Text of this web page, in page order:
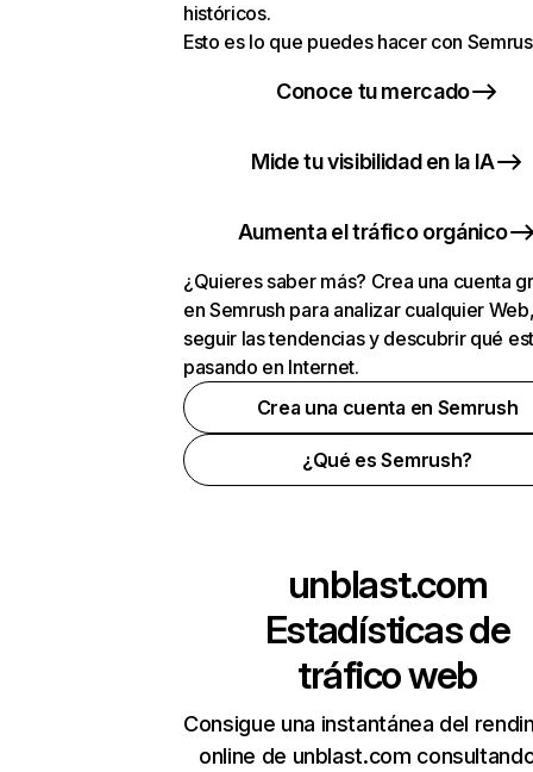
históricos.
Esto es lo que puedes hacer con
Conoce tu mercado
Mide tu visibilidad en la IA
Aumenta el tráfico orgánico
¿Quieres saber más? Crea una cuenta
en Semrush para analizar cualquier
seguir las tendencias y descubrir qué
pasando en Internet.
Crea una cuenta en Semrush
¿Qué es Semrush?
unblast.com
Estadísticas de
tráfico web
Consigue una instantánea del
online de unblast.com